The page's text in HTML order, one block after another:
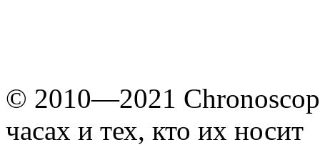
© 2010—2021
часах и тех, кто их носит